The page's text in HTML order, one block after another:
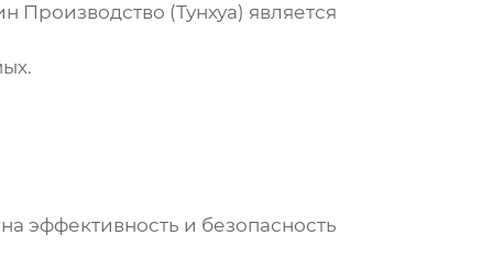
(Тунхуа) является
эффективность и безопасность